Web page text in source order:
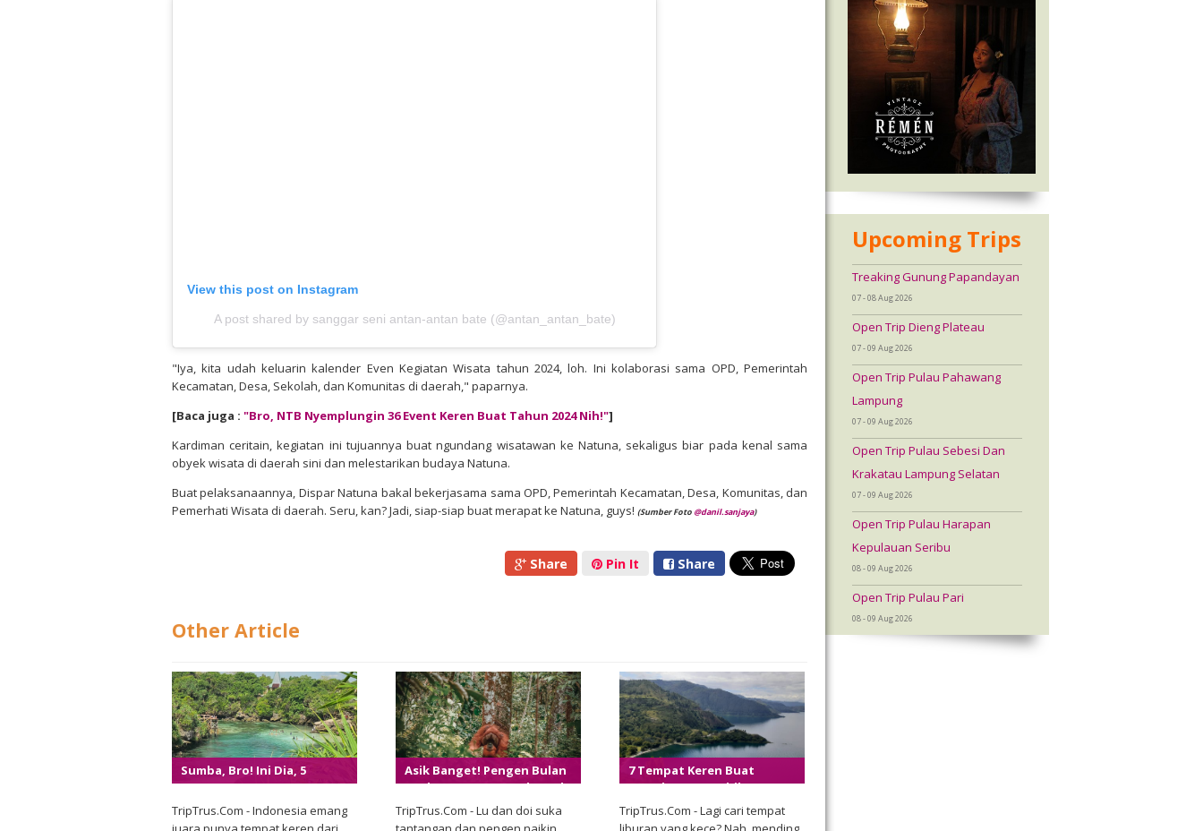
View this post on Instagram
A post shared by sanggar seni antan-antan bate (@antan_antan_bate)
"Iya, kita udah keluarin kalender Even Kegiatan Wisata tahun 2024, loh. Ini kolaborasi sama OPD, Pemerintah
Kecamatan, Desa, Sekolah, dan Komunitas di daerah," paparnya.
[Baca juga : "Bro, NTB Nyemplungin 36 Event Keren Buat Tahun 2024 Nih!"]
Kardiman ceritain, kegiatan ini tujuannya buat ngundang wisatawan ke Natuna, sekaligus biar pada kenal sama
obyek wisata di daerah sini dan melestarikan budaya Natuna.
Buat pelaksanaannya, Dispar Natuna bakal bekerjasama sama OPD, Pemerintah Kecamatan, Desa, Komunitas, dan
Pemerhati Wisata di daerah. Seru, kan? Jadi, siap-siap buat merapat ke Natuna, guys! (Sumber Foto @danil.sanjaya)
Share Pin It Share
Other Article
Sumba, Bro! Ini Dia, 5
Tempat Keren Yang Harus
Dicheck Pas Ke Sumba!
TripTrus.Com - Indonesia emang
Asik Banget! Pengen Bulan
Madu Yang Seru? Coba Deh
5 Destinasi Keren Di
Sumatera Utara
TripTrus.Com - Lu dan doi suka
7 Tempat Keren Buat
Nongkrong Sambil Nge-
View Keindahan Danau
Toba yang Makin Oke
TripTrus.Com - Lagi cari tempat
Upcoming Trips
Treaking Gunung Papandayan
07 - 08 Aug 2026
Open Trip Dieng Plateau
07 - 09 Aug 2026
Open Trip Pulau Pahawang
Lampung
07 - 09 Aug 2026
Open Trip Pulau Sebesi Dan
Krakatau Lampung Selatan
07 - 09 Aug 2026
Open Trip Pulau Harapan
Kepulauan Seribu
08 - 09 Aug 2026
Open Trip Pulau Pari
08 - 09 Aug 2026